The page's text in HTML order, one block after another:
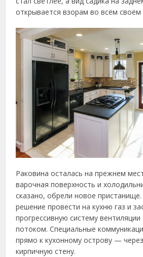
открывается взорам во всём своём
Раковина осталась на прежнем
варочная поверхность и
сказано, обрели новое пристанище.
решение провести на кухню газ и
прогрессивную систему
потоком. Специальные
прямо к кухонному острову —
кирпичную стену.